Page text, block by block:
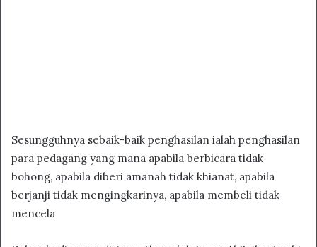
Sesungguhnya sebaik-baik penghasilan ialah penghasilan
para pedagang yang mana apabila berbicara tidak
bohong, apabila diberi amanah tidak khianat, apabila
berjanji tidak mengingkarinya, apabila membeli tidak
mencela